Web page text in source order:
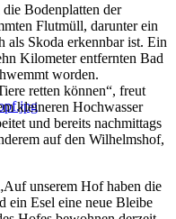
Bodenplatten der
Flutmüll, darunter ein
als Skoda erkennbar ist. Ein
Kilometer entfernten Bad
worden.
retten können“, freut
kleineren Hochwasser
und bereits nachmittags
auf den Wilhelmshof,
unserem Hof haben die
ein Esel eine neue Bleibe